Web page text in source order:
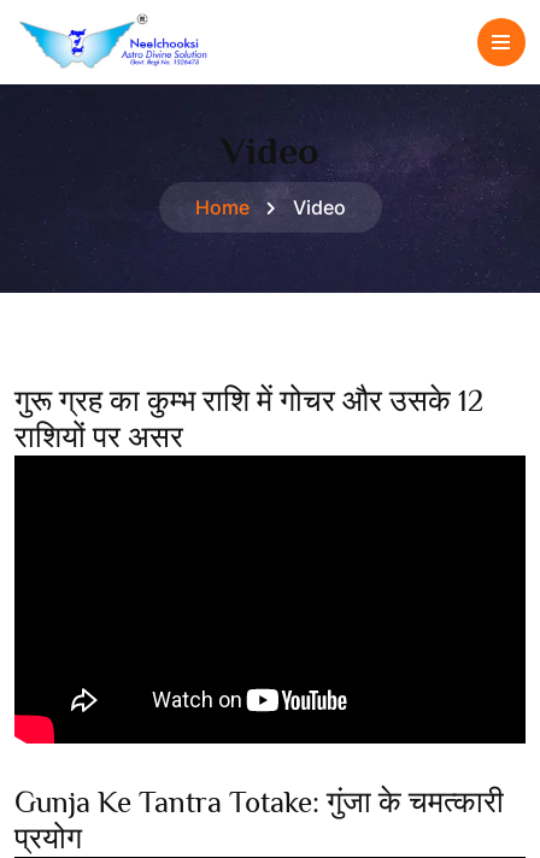
Video
Home Video
गुरू ग्रह का कुम्भ राशि में गोचर और उसके 12
राशियों पर असर
Gunja Ke Tantra Totake: गुंजा के चमत्कारी
प्रयोग